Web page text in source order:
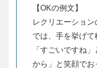
【OKの例文】
レクリエーショ
では、手を挙げて
「すごいですね
から」と笑顔でお